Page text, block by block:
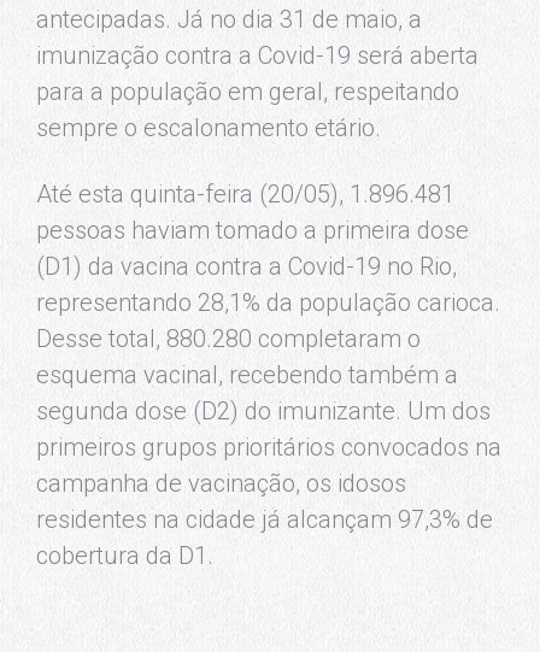
antecipadas. Já no dia 31 de maio, a
imunização contra a Covid-19 será aberta
para a população em geral, respeitando
sempre o escalonamento etário.
Até esta quinta-feira (20/05), 1.896.481
pessoas haviam tomado a primeira dose
(D1) da vacina contra a Covid-19 no Rio,
representando 28,1% da população carioca.
Desse total, 880.280 completaram o
esquema vacinal, recebendo também a
segunda dose (D2) do imunizante. Um dos
primeiros grupos prioritários convocados na
campanha de vacinação, os idosos
residentes na cidade já alcançam 97,3% de
cobertura da D1.